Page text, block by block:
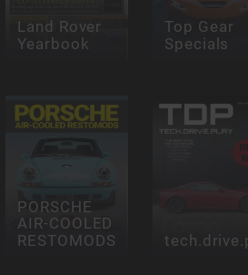
Land Rover
Yearbook
Top Gear
Specials
PORSCHE
AIR-COOLED
RESTOMODS